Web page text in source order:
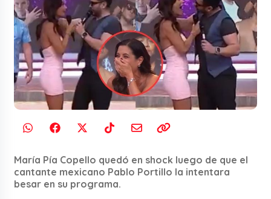
María Pía Copello quedó en shock luego de que el
cantante mexicano Pablo Portillo la intentara
besar en su programa.